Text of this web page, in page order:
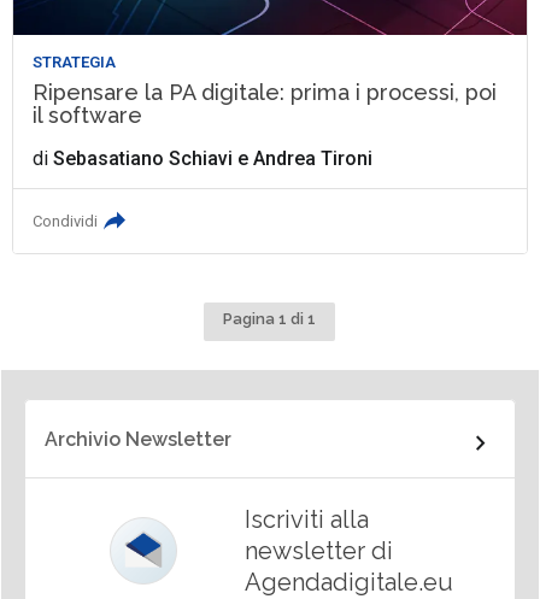
STRATEGIA
Ripensare la PA digitale: prima i processi, poi
il software
diSebasatiano Schiavi eAndrea Tironi
Condividi
Pagina 1 di 1
Archivio Newsletter
Iscriviti alla
newsletter di
Agendadigitale.eu